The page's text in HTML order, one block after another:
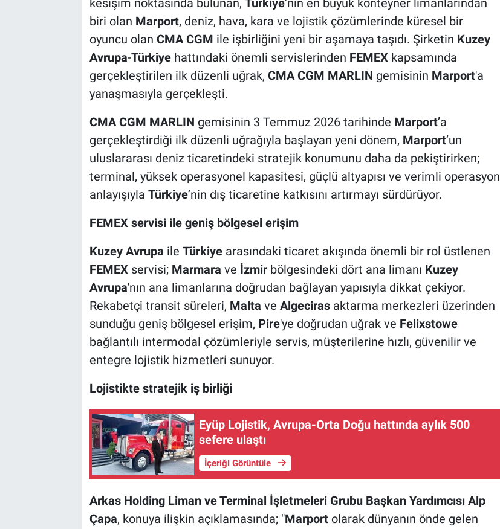
kesişim noktasında bulunan, Türkiye’nin en büyük konteyner limanlarından
biri olan Marport, deniz, hava, kara ve lojistik çözümlerinde küresel bir
oyuncu olan CMA CGM ile işbirliğini yeni bir aşamaya taşıdı. Şirketin Kuzey
Avrupa-Türkiyehattındaki önemli servislerinden FEMEXkapsamında
gerçekleştirilen ilk düzenli uğrak, CMA CGM MARLIN gemisinin Marport'a
yanaşmasıyla gerçekleşti.
CMA CGM MARLIN gemisinin 3 Temmuz 2026 tarihinde Marport’a
gerçekleştirdiği ilk düzenli uğrağıyla başlayan yeni dönem, Marport’un
uluslararası deniz ticaretindeki stratejik konumunu daha da pekiştirirken;
terminal, yüksek operasyonel kapasitesi, güçlü altyapısı ve verimli operasyon
anlayışıyla Türkiye’nin dış ticaretine katkısını artırmayı sürdürüyor.
FEMEX servisi ile geniş bölgesel erişim
Kuzey Avrupa ile Türkiyearasındaki ticaret akışında önemli bir rol üstlenen
FEMEXservisi; Marmara ve İzmirbölgesindeki dört ana limanı Kuzey
Avrupa'nın ana limanlarına doğrudan bağlayan yapısıyla dikkat çekiyor.
Rekabetçi transit süreleri, Malta ve Algecirasaktarma merkezleri üzerinden
sunduğu geniş bölgesel erişim, Pire'ye doğrudan uğrak ve Felixstowe
bağlantılı intermodal çözümleriyle servis, müşterilerine hızlı, güvenilir ve
entegre lojistik hizmetleri sunuyor.
Lojistikte stratejik iş birliği
Eyüp Lojistik, Avrupa-Orta Doğu hattında aylık 500
sefere ulaştı
İçeriği Görüntüle
Arkas Holding Liman ve Terminal İşletmeleri Grubu Başkan Yardımcısı Alp
Çapa, konuya ilişkin açıklamasında; "Marportolarak dünyanın önde gelen